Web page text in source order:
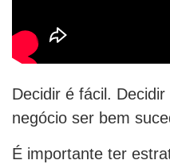
Decidir é fácil.
negócio ser bem
É importante ter